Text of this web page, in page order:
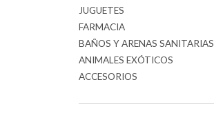
JUGUETES
FARMACIA
BAÑOS Y ARENAS SANITARIAS
ANIMALES EXÓTICOS
ACCESORIOS